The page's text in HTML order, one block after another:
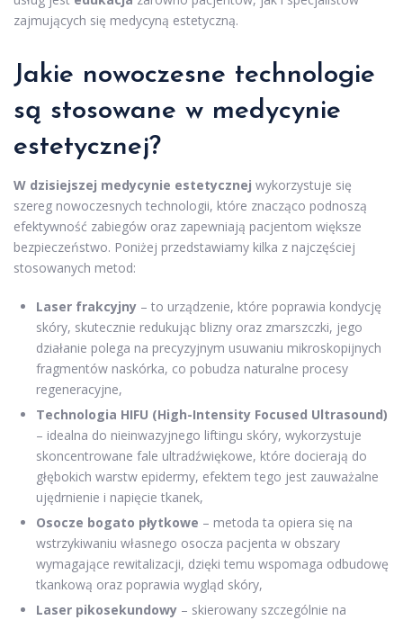
zajmujących się medycyną estetyczną.
Jakie nowoczesne technologie
są stosowane w medycynie
estetycznej?
W dzisiejszej medycynie estetycznej wykorzystuje się
szereg nowoczesnych technologii, które znacząco podnoszą
efektywność zabiegów oraz zapewniają pacjentom większe
bezpieczeństwo. Poniżej przedstawiamy kilka z najczęściej
stosowanych metod:
Laser frakcyjny – to urządzenie, które poprawia kondycję
skóry, skutecznie redukując blizny oraz zmarszczki, jego
działanie polega na precyzyjnym usuwaniu mikroskopijnych
fragmentów naskórka, co pobudza naturalne procesy
regeneracyjne,
Technologia HIFU (High-Intensity Focused Ultrasound)
– idealna do nieinwazyjnego liftingu skóry, wykorzystuje
skoncentrowane fale ultradźwiękowe, które docierają do
głębokich warstw epidermy, efektem tego jest zauważalne
ujędrnienie i napięcie tkanek,
Osocze bogato płytkowe – metoda ta opiera się na
wstrzykiwaniu własnego osocza pacjenta w obszary
wymagające rewitalizacji, dzięki temu wspomaga odbudowę
tkankową oraz poprawia wygląd skóry,
Laser pikosekundowy – skierowany szczególnie na